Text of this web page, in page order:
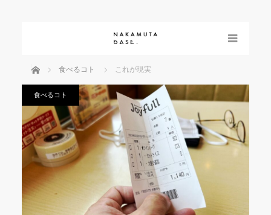
ホーム 食べるコト これが現実
食べるコト